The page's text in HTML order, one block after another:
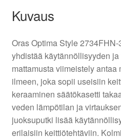
Kuvaus
Oras Optima Style
yhdistää käytännöllisyyden
mattamusta viimeistely antaa
ilmeen, joka sopii useisiin
keraaminen säätökasetti
veden lämpötilan ja
juoksuputki lisää
erilaisiin keittiötehtäviin.